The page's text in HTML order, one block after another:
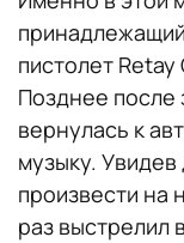
пистолет Retay
Позднее после
вернулась к
музыку.
произвести на
раз выстрелил